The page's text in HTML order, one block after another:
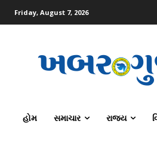
Friday, August 7, 2026
હોમ સમાચાર રાજ્ય